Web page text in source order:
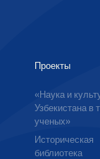
Проекты
«Наука и
Узбекистана в
ученых»
Историческая
библиотека